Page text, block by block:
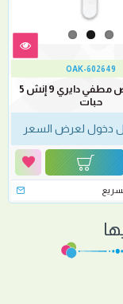
OAK-602649
بالون ابيض مطفي دايري 9 إنش 5
حبات
دخول لعرض السعر